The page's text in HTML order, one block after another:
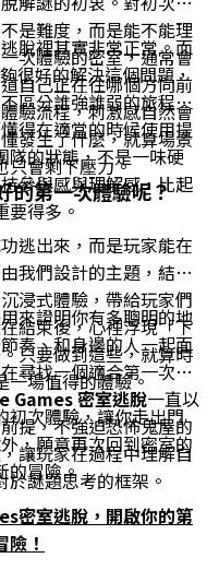
是難度，而是能不能理
次體驗的密室，通常會
自己正在往哪個方向前
驗流程，刺激感自然會
發生了什麼，就算場景
只會剩下壓力。
脫裡其實非常正常。而
很好的解決這個問題，
區分誰強誰弱的旅程更
得在適當的時候使用提
隊的狀態，不是一味硬
參與感與理解感，比起
要得多。
的第一次體驗呢？
逃出來，而是玩家能在
我們設計的主題，結合
浸式體驗，帶給玩家們
結束後，心裡浮現「下
只要做到這些，就算時
一場值得的體驗。
來證明你有多聰明的地
奏、和身邊的人一起面
尋找一個適合第一次體
Games 密室逃脫一直以
提，不強迫恐怖鬼屋的
讓玩家在過程中理解自
謎題思考的框架。
初次體驗，讓你走出門
，願意再次回到密室的
的冒險。
密室逃脫，開啟你的第
險！